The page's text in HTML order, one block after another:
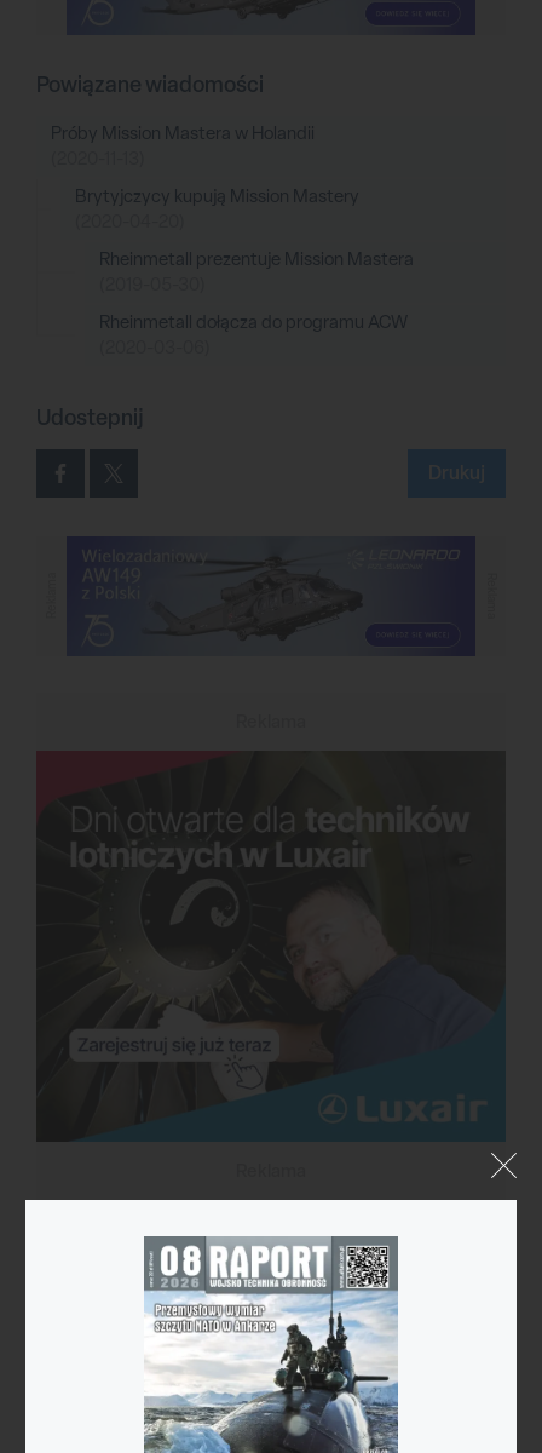
Powiązane wiadomości
Próby Mission Mastera w Holandii
Brytyjczycy kupują Mission Mastery
Rheinmetall prezentuje Mission Mastera
Rheinmetall dołącza do programu ACW
Udostepnij
Drukuj
Astronautyka
Bezzałogowce
Broń nuklearna
Cyberprzestrzeń